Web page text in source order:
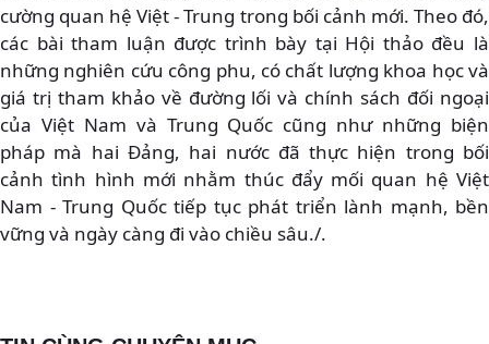
cường quan hệ Việt - Trung trong bối cảnh mới. Theo đó,
các bài tham luận được trình bày tại Hội thảo đều là
những nghiên cứu công phu, có chất lượng khoa học và
giá trị tham khảo về đường lối và chính sách đối ngoại
của Việt Nam và Trung Quốc cũng như những biện
pháp mà hai Đảng, hai nước đã thực hiện trong bối
cảnh tình hình mới nhằm thúc đẩy mối quan hệ Việt
Nam - Trung Quốc tiếp tục phát triển lành mạnh, bền
vững và ngày càng đi vào chiều sâu./.